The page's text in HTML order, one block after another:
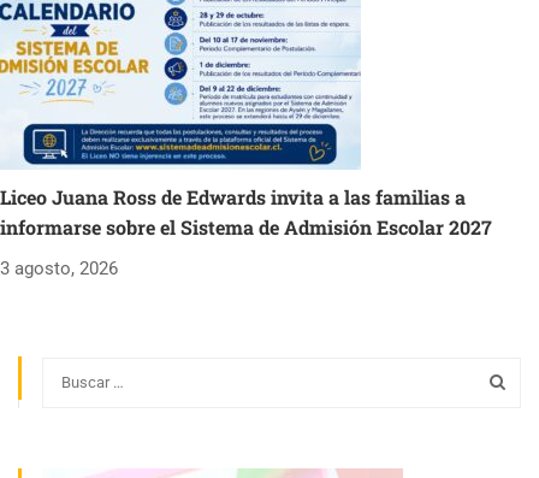
Liceo Juana Ross de Edwards invita a las familias a
informarse sobre el Sistema de Admisión Escolar 2027
3 agosto, 2026